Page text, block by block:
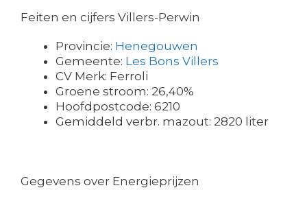
Feiten en cijfers Villers-Perwin
Provincie: Henegouwen
Gemeente: Les Bons Villers
CV Merk: Ferroli
Groene stroom: 26,40%
Hoofdpostcode: 6210
Gemiddeld verbr. mazout: 2820 liter
Gegevens over Energieprijzen